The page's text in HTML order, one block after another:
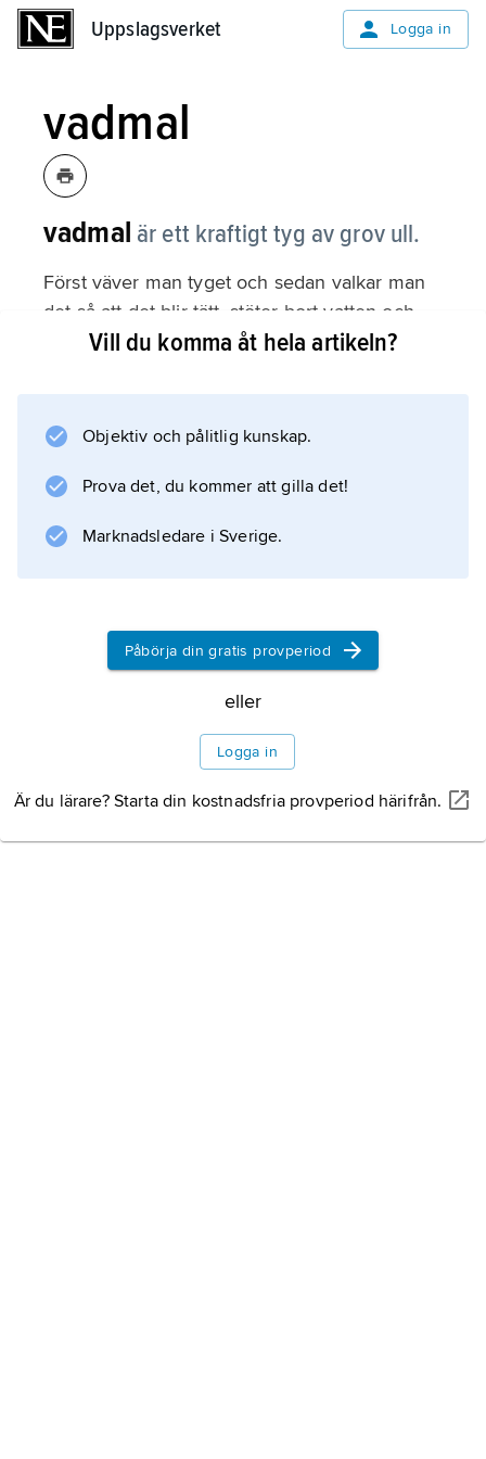
Uppslagsverket Logga in
vadmal
vadmal är ett kraftigt tyg av grov ull.
Först väver man tyget och sedan valkar man
det så att det blir tätt, stöter bort vatten och
håller länge. Valkning innebär att man blöter
vattnet.
Information om artikeln
Vill du komma åt hela artikeln?
Objektiv och pålitlig kunskap.
Prova det, du kommer att gilla det!
Marknadsledare i Sverige.
Påbörja din gratis provperiod
eller
Logga in
Är du lärare? Starta din kostnadsfria provperiod härifrån.